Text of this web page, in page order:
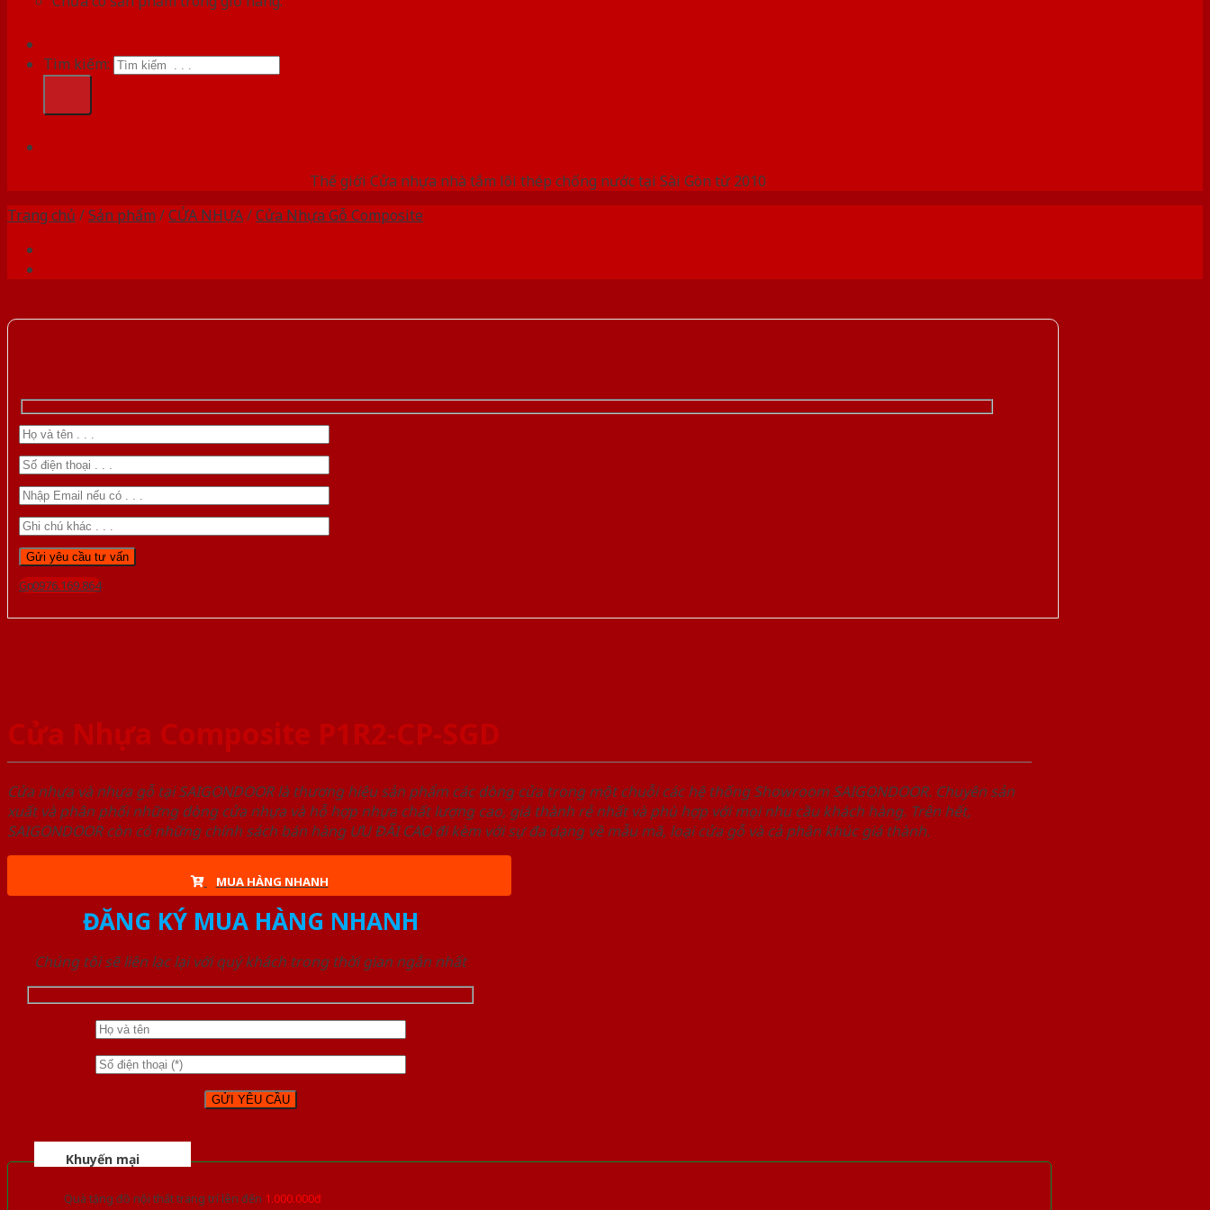
Tìm kiếm:
Thế giới Cửa nhựa nhà tắm lõi thép chống nước tại Sài Gòn từ 2010
Trang chủ /Sản phẩm /CỬA NHỰA/Cửa Nhựa Gỗ Composite
Gọi 0976.169.864
Cửa Nhựa Composite P1R2-CP-SGD
Cửa nhựa và nhựa gỗ tại SAIGONDOOR là thương hiệu sản phẩm các dòng cửa trong một chuỗi các hệ thống Showroom SAIGONDOOR. Chuyên sản
xuất và phân phối những dòng cửa nhựa và hỗ hợp nhựa chất lượng cao, giá thành rẻ nhất và phù hợp với mọi nhu cầu khách hàng. Trên hết,
SAIGONDOOR còn có những chính sách bán hàng ƯU ĐÃI CAO đi kèm với sự đa dạng về mẫu mã, loại cửa gỗ và cả phân khúc giá thành.
MUA HÀNG NHANH
ĐĂNG KÝ MUA HÀNG NHANH
Chúng tôi sẽ liên lạc lại với quý khách trong thời gian ngắn nhất
Khuyến mại
Quà tặng đồ nội thất trang trí lên đến 1.000.000đ